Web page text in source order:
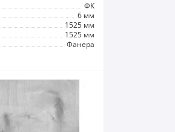
ФК
6 мм
1525 мм
1525 мм
Фанера